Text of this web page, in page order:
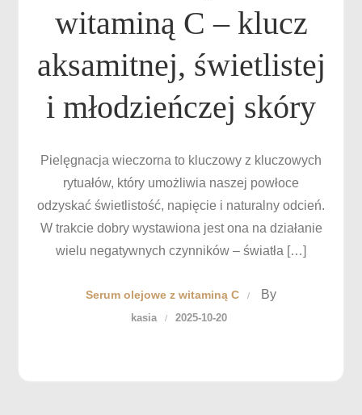
witaminą C – klucz
aksamitnej, świetlistej
i młodzieńczej skóry
Pielęgnacja wieczorna to kluczowy z kluczowych
rytuałów, który umożliwia naszej powłoce
odzyskać świetlistość, napięcie i naturalny odcień.
W trakcie dobry wystawiona jest ona na działanie
wielu negatywnych czynników – światła […]
Serum olejowe z witaminą C By
kasia 2025-10-20